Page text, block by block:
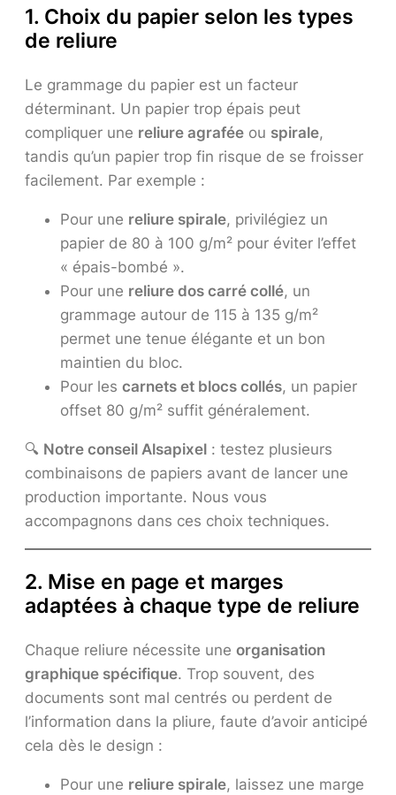
1. Choix du papier selon les types
de reliure
Le grammage du papier est un facteur
déterminant. Un papier trop épais peut
compliquer une reliure agrafée ou spirale,
tandis qu’un papier trop fin risque de se froisser
facilement. Par exemple :
Pour une reliure spirale, privilégiez un
papier de 80 à 100 g/m² pour éviter l’effet
« épais-bombé ».
Pour une reliure dos carré collé, un
grammage autour de 115 à 135 g/m²
permet une tenue élégante et un bon
maintien du bloc.
Pour les carnets et blocs collés, un papier
offset 80 g/m² suffit généralement.
🔍 Notre conseil Alsapixel : testez plusieurs
combinaisons de papiers avant de lancer une
production importante. Nous vous
accompagnons dans ces choix techniques.
2. Mise en page et marges
adaptées à chaque type de reliure
Chaque reliure nécessite une organisation
graphique spécifique. Trop souvent, des
documents sont mal centrés ou perdent de
l’information dans la pliure, faute d’avoir anticipé
cela dès le design :
Pour une reliure spirale, laissez une marge